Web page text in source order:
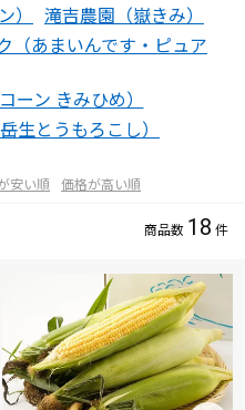
）
滝吉農園（嶽きみ）
（あまいんです・ピュア
ーン きみひめ）
生とうもろこし）
安い順 価格が高い順
18